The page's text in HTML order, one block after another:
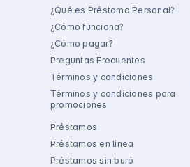
¿Qué es Préstamo Personal?
¿Cómo funciona?
¿Cómo pagar?
Preguntas Frecuentes
Términos y condiciones
Términos y condiciones para
promociones
Préstamos
Préstamos en línea
Préstamos sin buró